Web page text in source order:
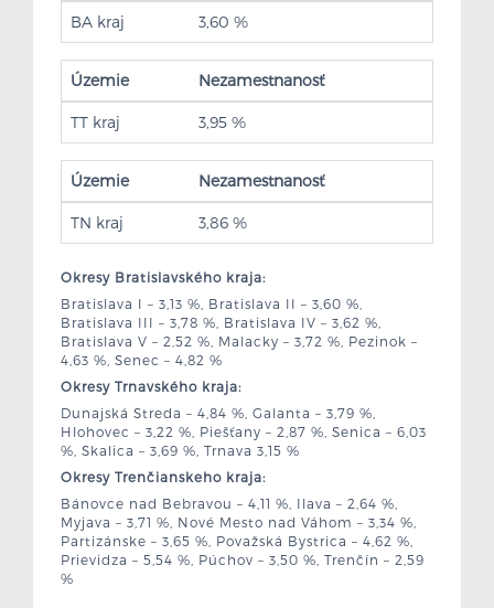
BA kraj 3,60 %
Územie Nezamestnanosť
TT kraj 3,95 %
Územie Nezamestnanosť
TN kraj 3,86 %
Okresy Bratislavského kraja:
Bratislava I – 3,13 %, Bratislava II – 3,60 %,
Bratislava III – 3,78 %, Bratislava IV – 3,62 %,
Bratislava V – 2,52 %, Malacky – 3,72 %, Pezinok –
4,63 %, Senec – 4,82 %
Okresy Trnavského kraja:
Dunajská Streda – 4,84 %, Galanta – 3,79 %,
Hlohovec – 3,22 %, Piešťany – 2,87 %, Senica – 6,03
%, Skalica – 3,69 %, Trnava 3,15 %
Okresy Trenčianskeho kraja:
Bánovce nad Bebravou – 4,11 %, Ilava – 2,64 %,
Myjava – 3,71 %, Nové Mesto nad Váhom – 3,34 %,
Partizánske – 3,65 %, Považská Bystrica – 4,62 %,
Prievidza – 5,54 %, Púchov – 3,50 %, Trenčín – 2,59
%